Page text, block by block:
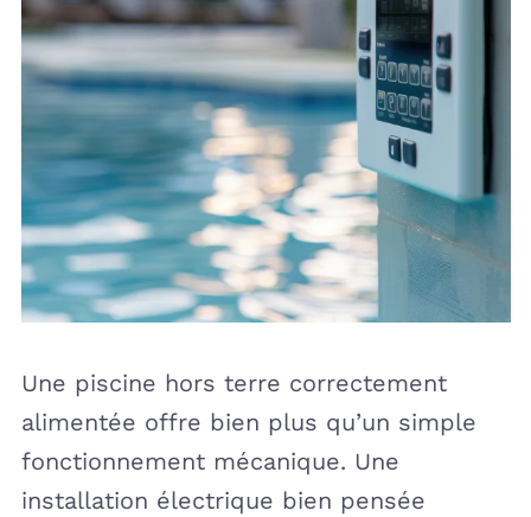
Une piscine hors terre correctement
alimentée offre bien plus qu’un simple
fonctionnement mécanique. Une
installation électrique bien pensée